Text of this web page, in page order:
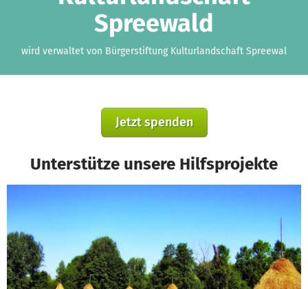
Spreewald
wird verwaltet von Bürgerstiftung Kulturlandschaft Spreewal
Jetzt spenden
Unterstütze unsere Hilfsprojekte